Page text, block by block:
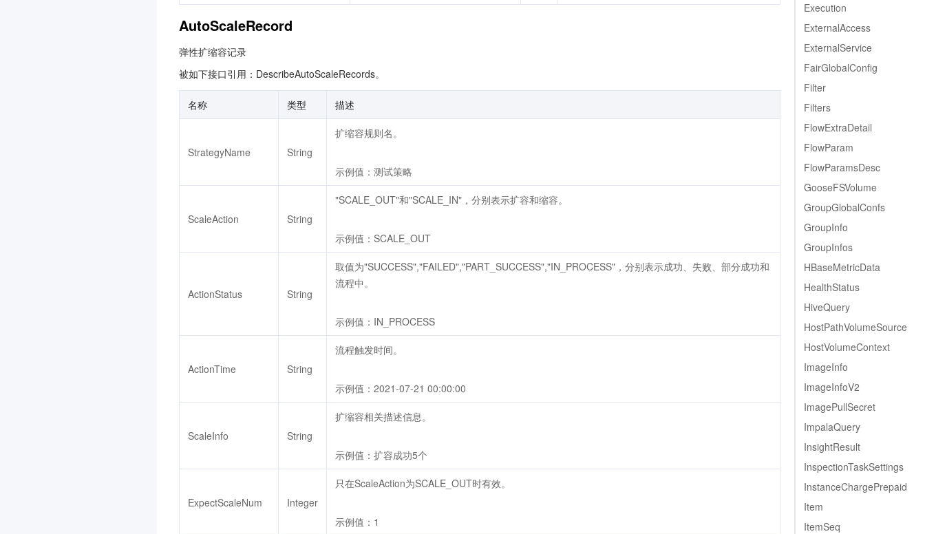
Execution
ExternalAccess
ExternalService
FairGlobalConfig
Filter
Filters
FlowExtraDetail
FlowParam
FlowParamsDesc
GooseFSVolume
GroupGlobalConfs
GroupInfo
GroupInfos
HBaseMetricData
HealthStatus
HiveQuery
HostPathVolumeSource
HostVolumeContext
ImageInfo
ImageInfoV2
ImagePullSecret
ImpalaQuery
InsightResult
InspectionTaskSettings
InstanceChargePrepaid
Item
ItemSeq
AutoScaleRecord
弹性扩缩容记录
被如下接口引用：DescribeAutoScaleRecords。
名称 类型 描述
StrategyName String
扩缩容规则名。
示例值：测试策略
ScaleAction String
"SCALE_OUT"和"SCALE_IN"，分别表示扩容和缩容。
示例值：SCALE_OUT
ActionStatus String
取值为"SUCCESS","FAILED","PART_SUCCESS","IN_PROCESS"，分别表示成功、失败、部分成功和
流程中。
示例值：IN_PROCESS
ActionTime String
流程触发时间。
示例值：2021-07-21 00:00:00
ScaleInfo String
扩缩容相关描述信息。
示例值：扩容成功5个
ExpectScaleNum Integer
只在ScaleAction为SCALE_OUT时有效。
示例值：1